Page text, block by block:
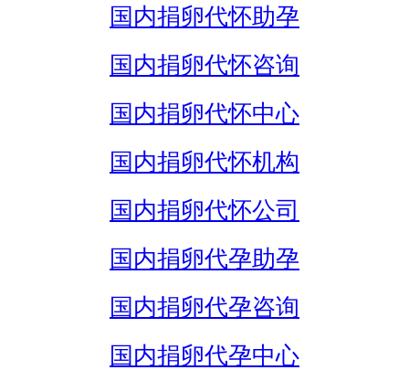
国内捐卵代怀助孕
国内捐卵代怀咨询
国内捐卵代怀中心
国内捐卵代怀机构
国内捐卵代怀公司
国内捐卵代孕助孕
国内捐卵代孕咨询
国内捐卵代孕中心